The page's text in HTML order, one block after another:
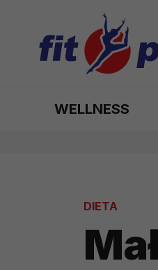
WELLNESS
DIETA